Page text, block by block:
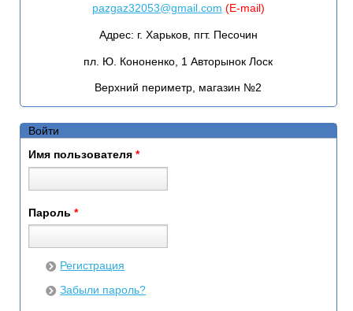
pazgaz32053@gmail.com (E-mail)
Адрес: г. Харьков, пгт. Песочин
пл. Ю. Кононенко, 1 Авторынок Лоск
Верхний периметр, магазин №2
Войти
Имя пользователя *
Пароль *
Регистрация
Забыли пароль?